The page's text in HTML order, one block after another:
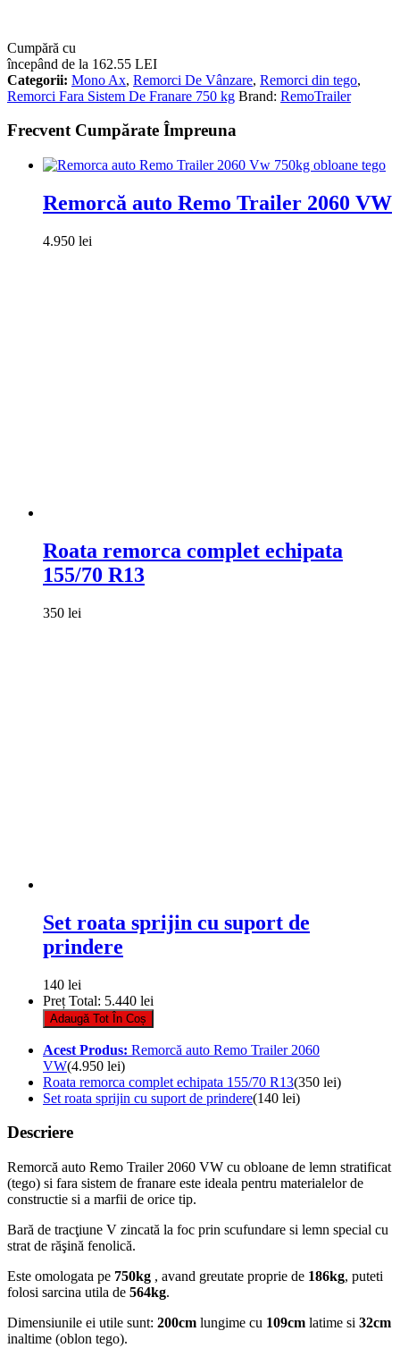
Cumpără cu
începând de la 162.55 LEI
Categorii: Mono Ax, Remorci De Vânzare, Remorci din tego,
Remorci Fara Sistem De Franare 750 kg Brand: RemoTrailer
Frecvent Cumpărate Împreuna
Remorcă auto Remo Trailer 2060 VW
4.950 lei
Roata remorca complet echipata
155/70 R13
350 lei
Set roata sprijin cu suport de
prindere
140 lei
Preț Total: 5.440 lei
Adaugă Tot În Coș
Acest Produs: Remorcă auto Remo Trailer 2060
VW(4.950 lei)
Roata remorca complet echipata 155/70 R13(350 lei)
Set roata sprijin cu suport de prindere(140 lei)
Descriere
Remorcă auto Remo Trailer 2060 VW cu obloane de lemn stratificat
(tego) si fara sistem de franare este ideala pentru materialelor de
constructie si a marfii de orice tip.
Bară de tracţiune V zincată la foc prin scufundare si lemn special cu
strat de răşină fenolică.
Este omologata pe 750kg , avand greutate proprie de 186kg, puteti
folosi sarcina utila de 564kg.
Dimensiunile ei utile sunt: 200cm lungime cu 109cm latime si 32cm
inaltime (oblon tego).